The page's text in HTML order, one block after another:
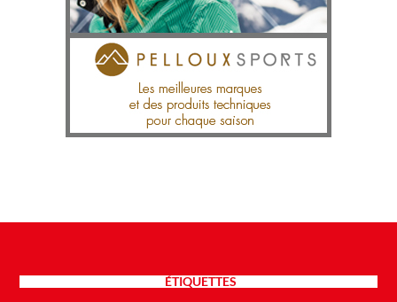
ÉTIQUETTES